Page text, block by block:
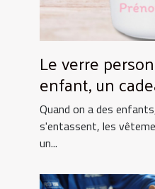
Le verre
enfant, un
toujours !
Quand on a des
s'entassent, les
un...